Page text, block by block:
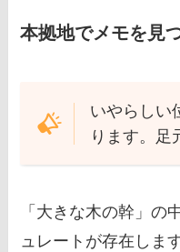
本拠地でメモを見
いやらしい
ります。足
「大きな木の幹」の
ュレートが存在しま